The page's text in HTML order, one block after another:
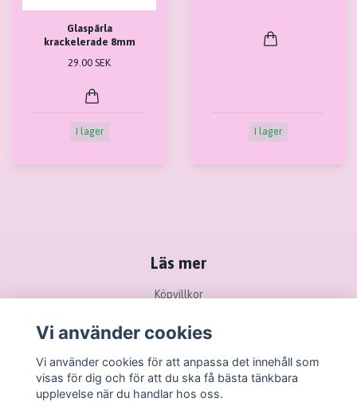
Glaspärla
krackelerade 8mm
29.00 SEK
I lager I lager
Läs mer
Köpvillkor
Ångra köp / Retur
Vi använder cookies
Vi använder cookies för att anpassa det innehåll som
visas för dig och för att du ska få bästa tänkbara
upplevelse när du handlar hos oss.